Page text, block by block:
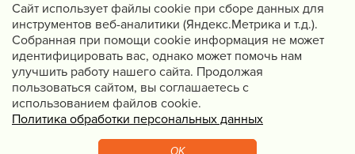
Нижний Новгород, Казанское шоссе, д. 4, корп. 3, пом. 1
info@gastrostar.ru
Политика конфиденциальности
Перезвоните мне
оборудования для предприятий общественного питания
Cайт использует файлы cookie при сборе данных для
инструментов веб-аналитики (Яндекс.Метрика и т.д.).
Собранная при помощи cookie информация не может
идентифицировать вас, однако может помочь нам
улучшить работу нашего сайта. Продолжая
пользоваться сайтом, вы соглашаетесь с
использованием файлов cookie.
Политика обработки персональных данных
OK